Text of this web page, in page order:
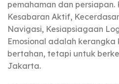
pemahaman dan persiapan.
Kesabaran Aktif,
Navigasi, Kesiapsiagaan
Emosional adalah
bertahan, tetapi untuk
Jakarta.